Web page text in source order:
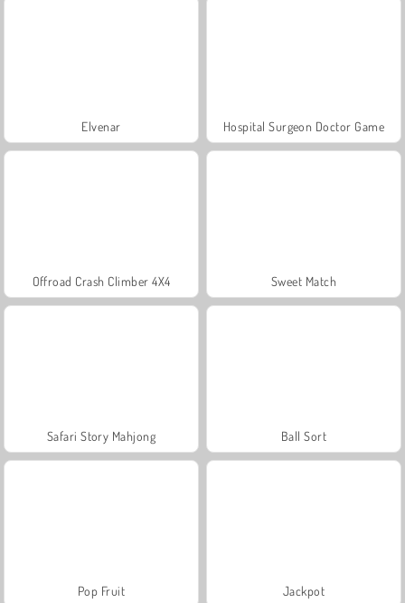
Elvenar Hospital Surgeon Doctor Game
Offroad Crash Climber 4X4 Sweet Match
Safari Story Mahjong Ball Sort
Pop Fruit Jackpot